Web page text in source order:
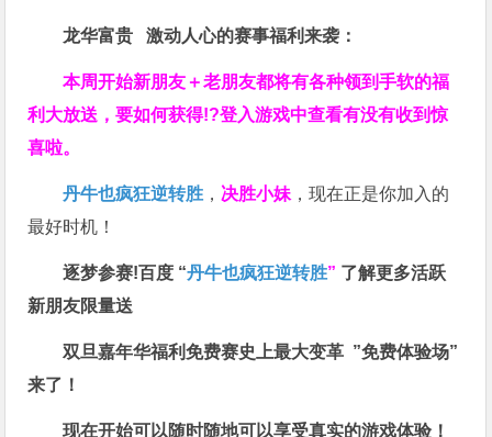
龙华富贵 激动人心的赛事福利来袭：
本周开始新朋友＋老朋友都将有各种领到手软的福
利大放送，要如何获得!?登入游戏中查看有没有收到惊
喜啦。
丹牛也疯狂逆转胜 ， 决胜小妹 ，现在正是你加入的
最好时机！
逐梦参赛!百度 “丹牛也疯狂逆转胜” 了解更多活跃
新朋友限量送
双旦嘉年华福利免费赛史上最大变革 ”免费体验场”
来了！
现在开始可以随时随地可以享受真实的游戏体验！